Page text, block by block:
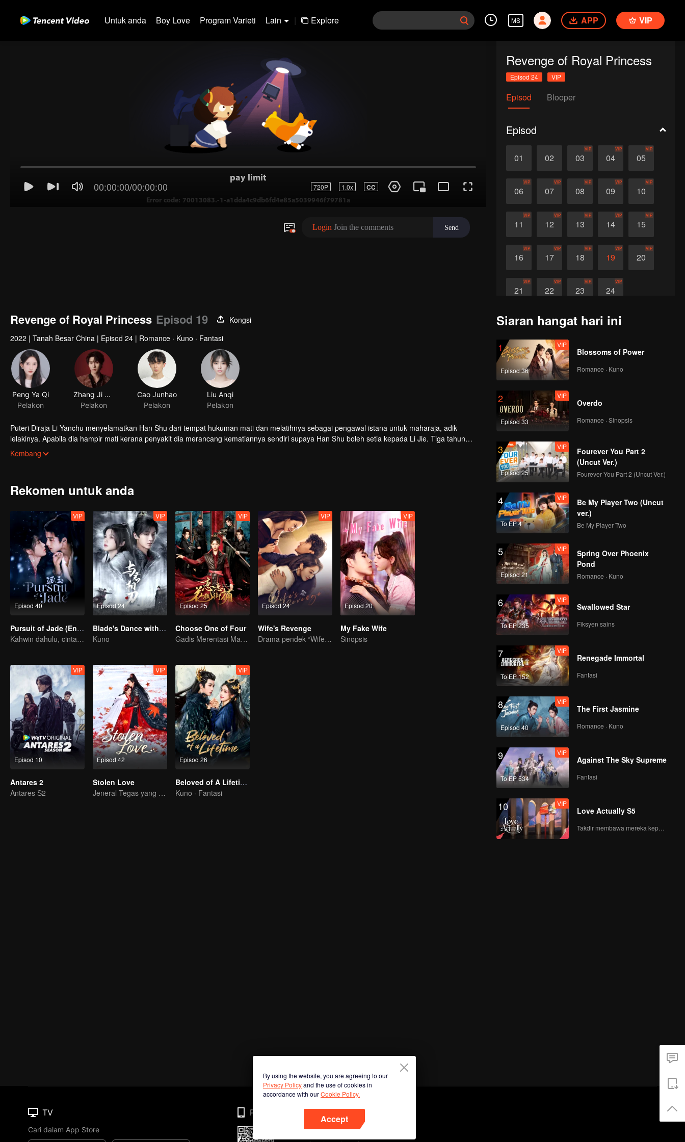
Untuk anda Boy Love Program Varieti Lain | Explore MS APP VIP
pay limit
Error code: 70013083.-1-a1dda4c9db6fd4e85a5039946f79781a
00:00:00/00:00:00 720P 1.0x CC
Login Join the comments Send
Revenge of Royal Princess
Episod 24 VIP
Episod Blooper
Episod
01 02 03
VIP
04
VIP
05
VIP
06
VIP
07
VIP
08
VIP
09
VIP
10
VIP
11
VIP
12
VIP
13
VIP
14
VIP
15
VIP
16
VIP
17
VIP
18
VIP
19
VIP
20
VIP
21
VIP
22
VIP
23
VIP
24
VIP
Revenge of Royal Princess Episod 19
Kongsi
2022 | Tanah Besar China | Episod 24 | Romance · Kuno · Fantasi
Peng Ya Qi
Pelakon
Zhang Ji Jun
Pelakon
Cao Junhao
Pelakon
Liu Anqi
Pelakon
Puteri Diraja Li Yanchu menyelamatkan Han Shu dari tempat hukuman mati dan melatihnya sebagai pengawal istana untuk maharaja, adik
lelakinya. Apabila dia hampir mati kerana penyakit dia merancang kematiannya sendiri supaya Han Shu boleh setia kepada Li Jie. Tiga tahun
kemudian, Li Yanchu dilahirkan semula di badan Xie Yugui, dan mendapati bahawa dia sakit tenat kerana diracun, jadi dia mula menyiasat, tetapi
terjerat lagi dengan Han Shu yang personalitinya berubah sepenuhnya...
Kembang
Rekomen untuk anda
Episod 40
VIP
Pursuit of Jade (English Ver.)
Kahwin dahulu, cinta kemudian!
Episod 24
VIP
Blade's Dance with You
Kuno
Episod 25
VIP
Choose One of Four
Gadis Merentasi Masa untuk menawan Empat Jejaka Tampan
Episod 24
VIP
Wife's Revenge
Drama pendek “Wife's Revenge”
Episod 20
VIP
My Fake Wife
Sinopsis
Episod 10
VIP
Antares 2
Antares S2
Episod 42
VIP
Stolen Love
Jeneral Tegas yang Berjuang untuk Isteri dan Cinta!
Episod 26
VIP
Beloved of A Lifetime
Kuno · Fantasi
Siaran hangat hari ini
1
Episod 36
VIP
Blossoms of Power
Romance · Kuno
2
Episod 33
VIP
Overdo
Romance · Sinopsis
3
Episod 25
VIP
Fourever You Part 2
(Uncut Ver.)
Fourever You Part 2 (Uncut Ver.)
4
To EP 4
VIP
Be My Player Two (Uncut
ver.)
Be My Player Two
5
Episod 21
VIP
Spring Over Phoenix
Pond
Romance · Kuno
6
To EP 235
VIP
Swallowed Star
Fiksyen sains
7
To EP 152
VIP
Renegade Immortal
Fantasi
8
Episod 40
VIP
The First Jasmine
Romance · Kuno
9
To EP 534
VIP
Against The Sky Supreme
Fantasi
10 VIP
Love Actually S5
Takdir membawa mereka kepada cinta yang tulus!
By using the website, you are agreeing to our
Privacy Policyand the use of cookies in
accordance with ourCookie Policy.
Accept
TV
Cari dalam App Store
Phone